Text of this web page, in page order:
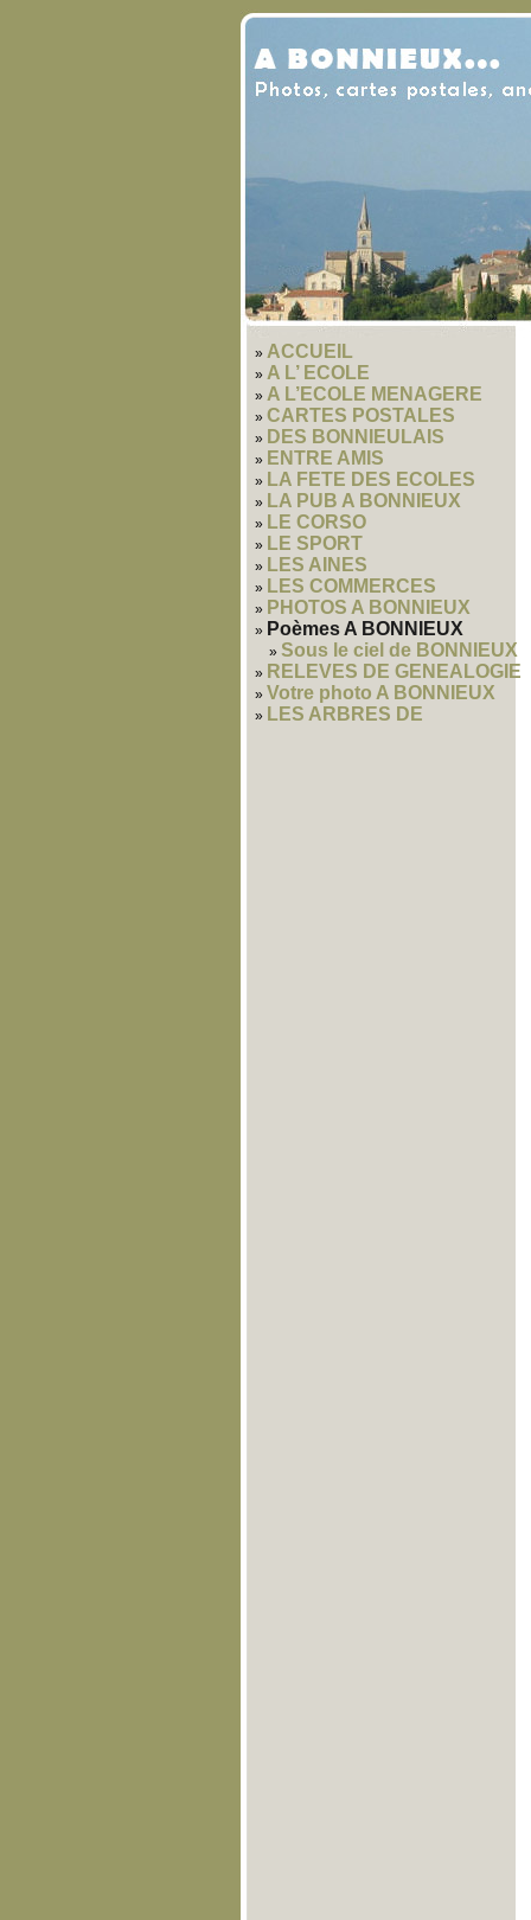
ACCUEIL
A L’ ECOLE
A L’ECOLE MENAGERE
CARTES POSTALES
DES BONNIEULAIS
ENTRE AMIS
LA FETE DES ECOLES
LA PUB A BONNIEUX
LE CORSO
LE SPORT
LES AINES
LES COMMERCES
PHOTOS A BONNIEUX
Poèmes A BONNIEUX
Sous le ciel de BONNIEUX
RELEVES DE GENEALOGIE
Votre photo A BONNIEUX
LES ARBRES DE